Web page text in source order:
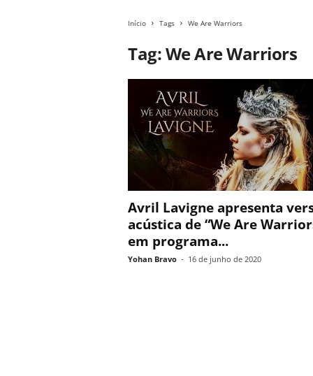
Início Tags We Are Warriors
Tag: We Are Warriors
Avril Lavigne apresenta
acústica de “We Are
em programa...
Yohan Bravo - 16 de junho de 2020